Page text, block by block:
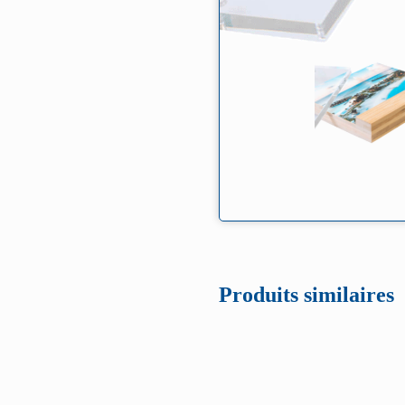
Produits similaires